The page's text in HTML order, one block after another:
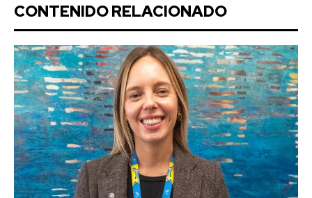
CONTENIDO RELACIONADO